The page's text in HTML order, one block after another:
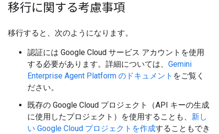
移行に関する考慮事項
移行すると、次のようになります。
認証には Google Cloud サービス アカウントを使用
する必要があります。詳細については、 Gemini
Enterprise Agent Platform のドキュメント をご覧く
ださい。
既存の Google Cloud プロジェクト（API キーの生成
に使用したプロジェクト）を使用することも、 新し
い Google Cloud プロジェクトを作成することもでき